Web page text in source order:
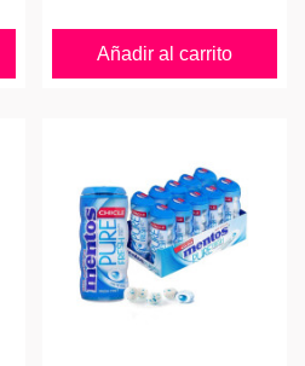
Añadir al carrito